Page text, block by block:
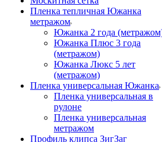
Пленка тепличная Южанка
метражом
Южанка 2 года
Южанка Плюс 3 года
(метражом)
Южанка Люкс 5 лет
(метражом)
Пленка универсальная Южанка
Пленка универсальная в
рулоне
Пленка универсальная
метражом
Профиль клипса ЗигЗаг